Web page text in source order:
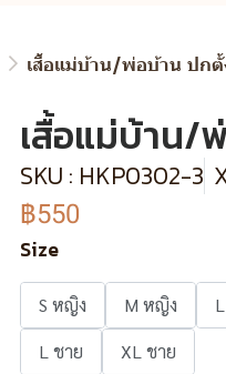
เสื้อแม่บ้าน/พ่อบ้าน ปกตั้
เสื้อแม่บ้าน/
SKU : HKP0302-3
฿550
Size
S หญิง M หญิง
L ชาย
XL ชาย